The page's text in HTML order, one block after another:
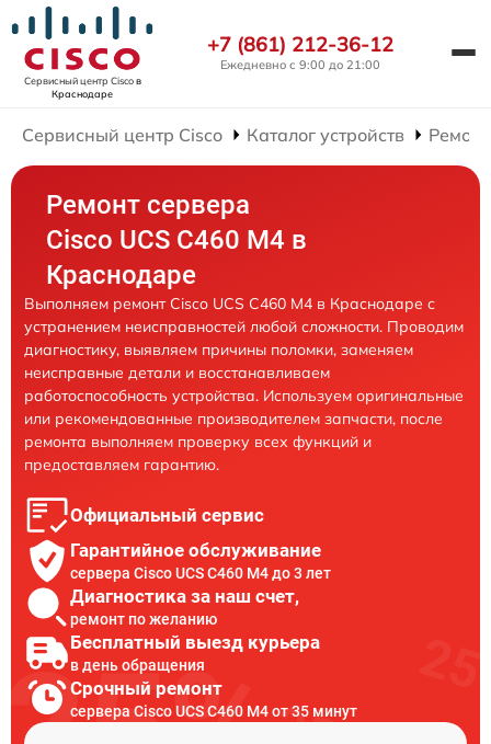
Сервисный центр Ciscoв
Краснодаре
+7 (861) 212-36-12
Ежедневно с 9:00 до 21:00
Сервисный центр Cisco Каталог устройств
Ремонт сервера
Cisco UCS C460 M4 в
Краснодаре
Выполняем ремонт Cisco UCS C460 M4 в Краснодаре с
устранением неисправностей любой сложности. Проводим
диагностику, выявляем причины поломки, заменяем
неисправные детали и восстанавливаем
работоспособность устройства. Используем оригинальные
или рекомендованные производителем запчасти, после
ремонта выполняем проверку всех функций и
предоставляем гарантию.
Официальный сервис
Гарантийное обслуживание
сервера Cisco UCS C460 M4 до 3 лет
Диагностика за наш счет,
ремонт по желанию
Бесплатный выезд курьера
в день обращения
Срочный ремонт
сервера Cisco UCS C460 M4 от 35 минут